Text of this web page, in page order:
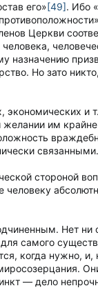
его»[49]. Ибо
Церкви
Но зато
экономических и
им
связанными.
стороной
Нет ни
самого
когда нужно, и,
— дело